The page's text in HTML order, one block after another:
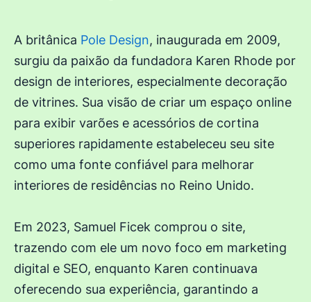
A britânica Pole Design, inaugurada em 2009,
surgiu da paixão da fundadora Karen Rhode por
design de interiores, especialmente decoração
de vitrines. Sua visão de criar um espaço online
para exibir varões e acessórios de cortina
superiores rapidamente estabeleceu seu site
como uma fonte confiável para melhorar
interiores de residências no Reino Unido.
Em 2023, Samuel Ficek comprou o site,
trazendo com ele um novo foco em marketing
digital e SEO, enquanto Karen continuava
oferecendo sua experiência, garantindo a